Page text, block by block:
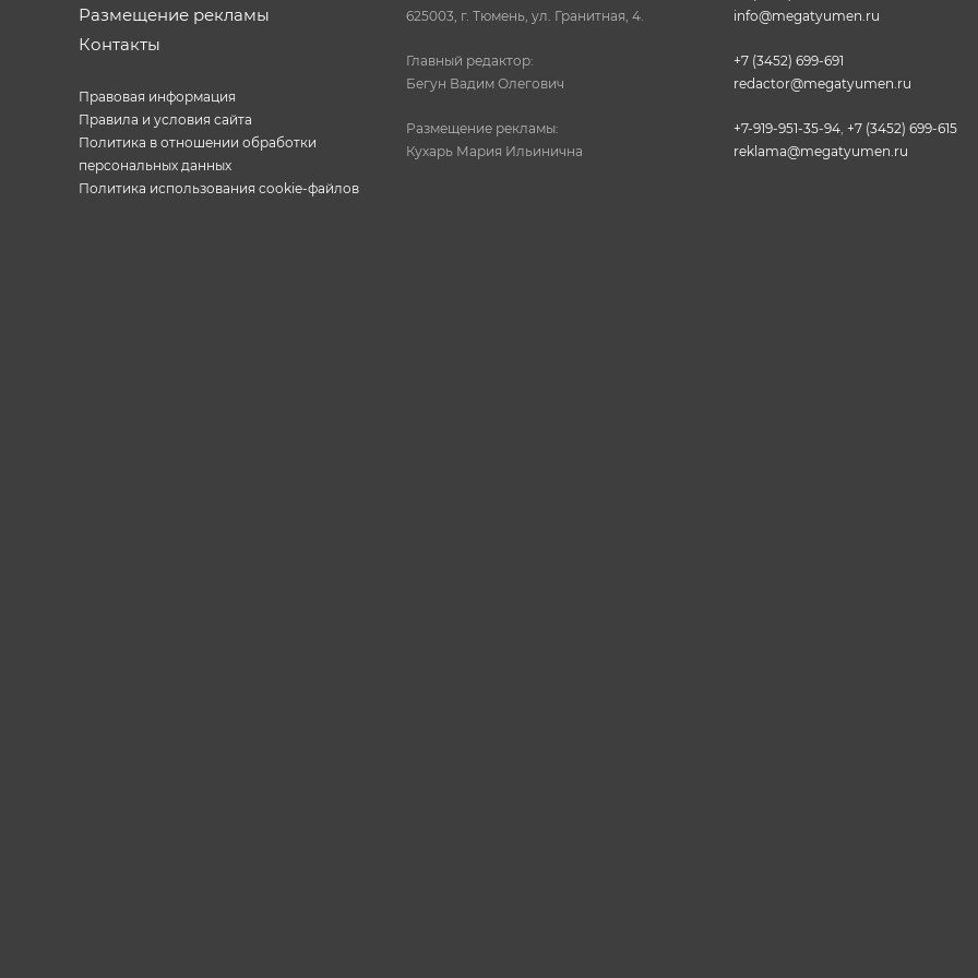
Размещение рекламы
Контакты
Правовая информация
Правила и условия сайта
Политика в отношении обработки
персональных данных
Политика использования cookie-файлов
625003, г. Тюмень, ул. Гранитная, 4.
info@megatyumen.ru
Главный редактор:
Бегун Вадим Олегович
+7 (3452) 699-691
redactor@megatyumen.ru
Размещение рекламы:
Кухарь Мария Ильинична
+7-919-951-35-94, +7 (3452) 699-615
reklama@megatyumen.ru